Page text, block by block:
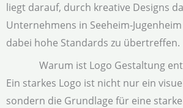
liegt darauf, durch kreative Designs
Unternehmens in Seeheim-
dabei hohe Standards zu übertreffen.
Warum ist Logo Gestaltung
Ein starkes Logo ist nicht nur ein
sondern die Grundlage für eine